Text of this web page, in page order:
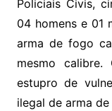
Policiais Civis,
04 homens e 01
arma de fogo
mesmo
estupro de
ilegal de arma